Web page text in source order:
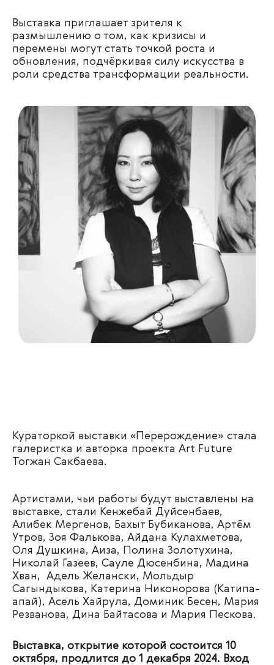
Выставка приглашает зрителя к
размышлению о том, как кризисы и
перемены могут стать точкой роста и
обновления, подчёркивая силу искусства в
роли средства трансформации реальности.
Кураторкой выставки «Перерождение» стала
галеристка и авторка проекта Art Future
Тогжан Сакбаева.
Артистами, чьи работы будут выставлены на
выставке, стали Кенжебай Дуйсенбаев,
Алибек Мергенов, Бахыт Бубиканова, Артём
Утров, Зоя Фалькова, Айдана Кулахметова,
Оля Душкина, Аиза, Полина Золотухина,
Николай Газеев, Сауле Дюсенбина, Мадина
Хван,
Адель Желански, Мольдыр
Сагындыкова, Катерина Никонорова (Катипа-
апай), Асель Хайрула, Доминик Бесен, Мария
Резванова, Дина Байтасова и Мария Пескова.
Выставка, открытие которой состоится 10
октября, продлится до 1 декабря 2024. Вход